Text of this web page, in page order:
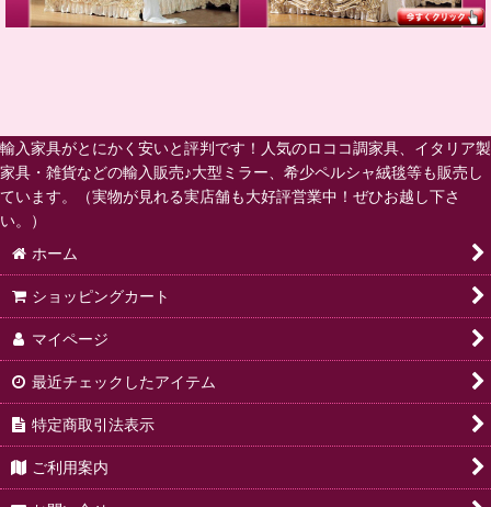
輸入家具がとにかく安いと評判です！人気のロココ調家具、イタリア製
家具・雑貨などの輸入販売♪大型ミラー、希少ペルシャ絨毯等も販売し
ています。（実物が見れる実店舗も大好評営業中！ぜひお越し下さ
い。）
ホーム
ショッピングカート
マイページ
最近チェックしたアイテム
特定商取引法表示
ご利用案内